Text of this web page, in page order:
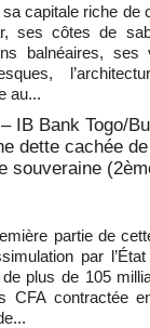
capitale riche de
ses côtes de
balnéaires, ses
au...
IB Bank Togo/
dette cachée
souveraine
partie de
par
plus de 105
CFA contractée